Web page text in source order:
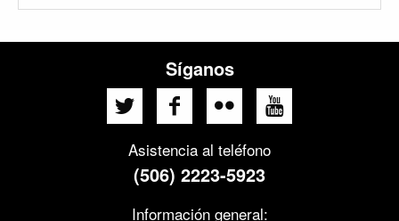
Síganos
Asistencia al teléfono
(506) 2223-5923
Información general: